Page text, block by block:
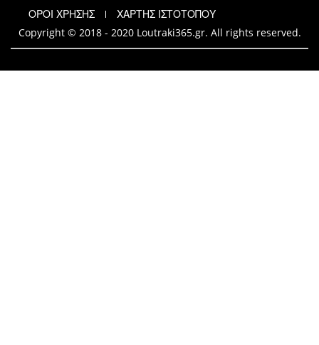
ΟΡΟΙ ΧΡΗΣΗΣ
ΧΑΡΤΗΣ ΙΣΤΟΤΟΠΟΥ
Copyright © 2018 - 2020 Loutraki365.gr. All rights reserved.